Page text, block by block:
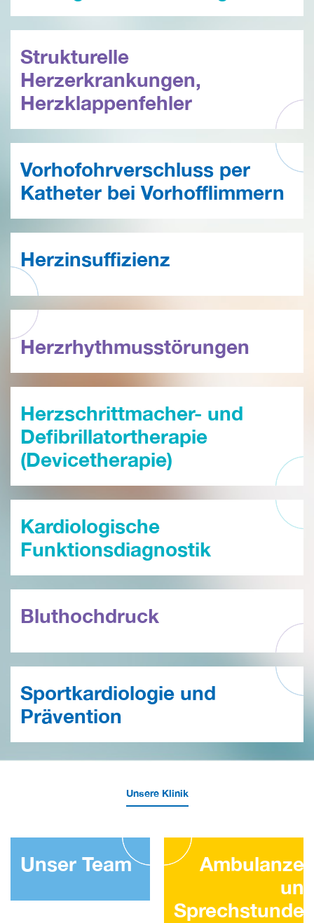
Strukturelle
Herzerkrankungen,
Herzklappenfehler
Vorhofohrverschluss per
Katheter bei Vorhofflimmern
Herzinsuffizienz
Herzrhythmusstörungen
Herzschrittmacher- und
Defibrillatortherapie
(Devicetherapie)
Kardiologische
Funktionsdiagnostik
Bluthochdruck
Sportkardiologie und
Prävention
Unsere Klinik
Unser Team